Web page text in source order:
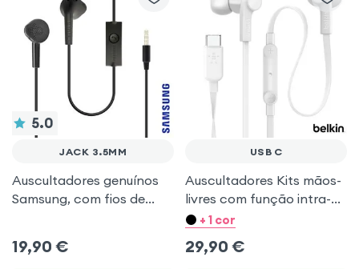
5.0
JACK 3.5MM
Auscultadores genuínos
Samsung, com fios de
19,90 €
USB C
Auscultadores Kits mãos-
livres com função intra-
auricular Branco
+ 1 cor
29,90 €